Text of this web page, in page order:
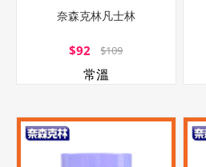
奈森克林凡士林
$92 $109
常溫